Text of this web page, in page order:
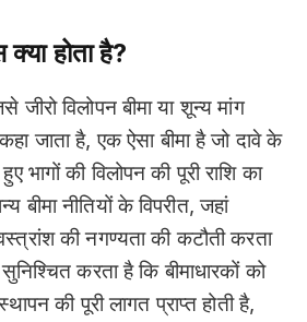
क्या होता है?
जीरो विलोपन बीमा या शून्य मांग
जाता है, एक ऐसा बीमा है जो दावे के
भागों की विलोपन की पूरी राशि का
बीमा नीतियों के विपरीत, जहां
की नगण्यता की कटौती करता
करता है कि बीमाधारकों को
की पूरी लागत प्राप्त होती है,